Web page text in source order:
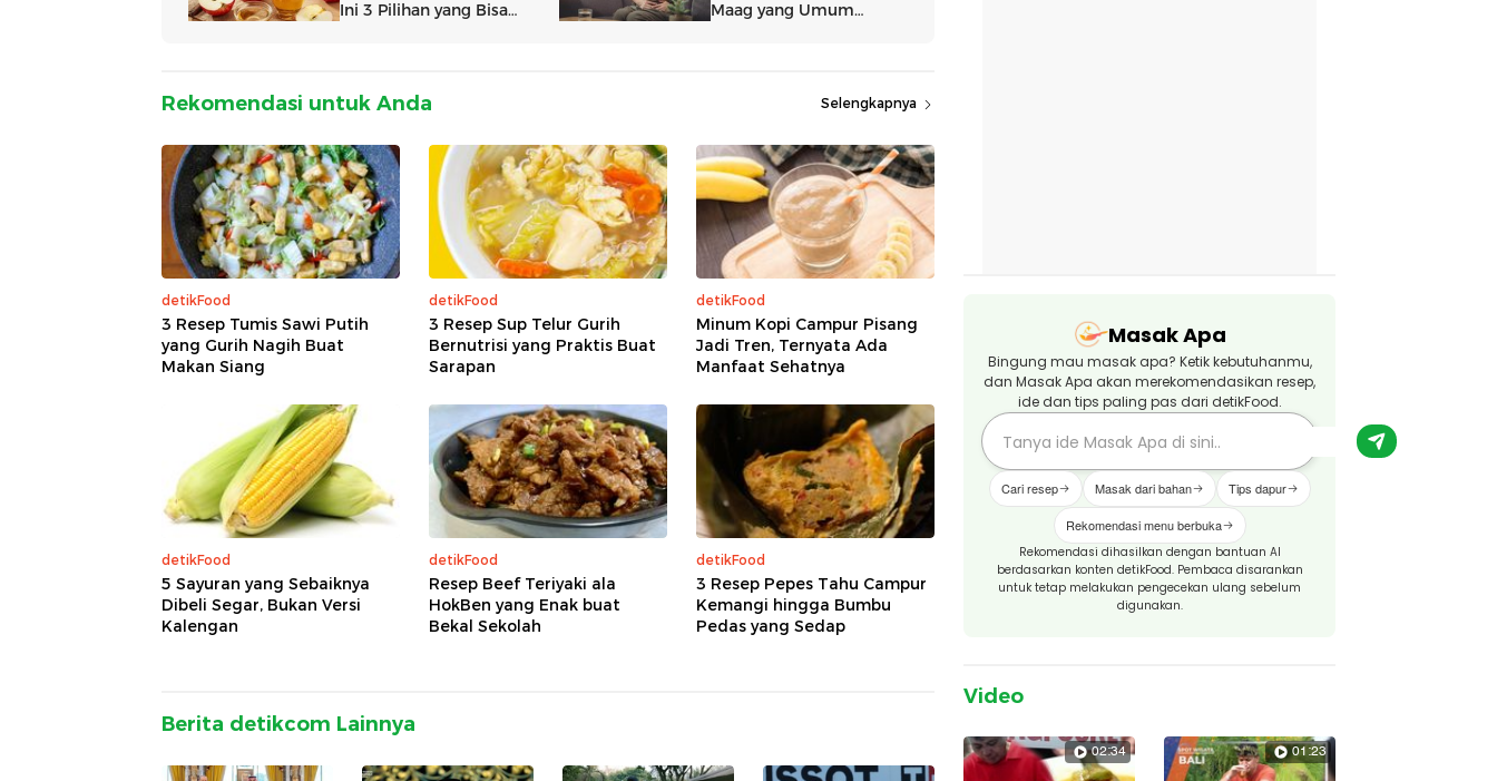
Rekomendasi untuk Anda Selengkapnya
detikFood
3 Resep Tumis Sawi Putih
yang Gurih Nagih Buat
Makan Siang
detikFood
3 Resep Sup Telur Gurih
Bernutrisi yang Praktis Buat
Sarapan
detikFood
Minum Kopi Campur Pisang
Jadi Tren, Ternyata Ada
Manfaat Sehatnya
detikFood
5 Sayuran yang Sebaiknya
Dibeli Segar, Bukan Versi
Kalengan
detikFood
Resep Beef Teriyaki ala
HokBen yang Enak buat
Bekal Sekolah
detikFood
3 Resep Pepes Tahu Campur
Kemangi hingga Bumbu
Pedas yang Sedap
Berita detikcom Lainnya
Masak Apa
Bingung mau masak apa? Ketik kebutuhanmu,
dan Masak Apa akan merekomendasikan resep,
ide dan tips paling pas dari detikFood.
Cari resep Masak dari bahan Tips dapur
Rekomendasi menu berbuka
Rekomendasi dihasilkan dengan bantuan AI
berdasarkan konten detikFood. Pembaca disarankan
untuk tetap melakukan pengecekan ulang sebelum
digunakan.
Video
02:34 01:23